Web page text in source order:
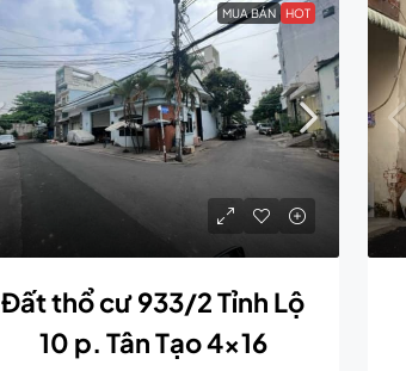
MUA BÁN HOT
Đất thổ cư 933/2 Tỉnh Lộ
10 p. Tân Tạo 4×16